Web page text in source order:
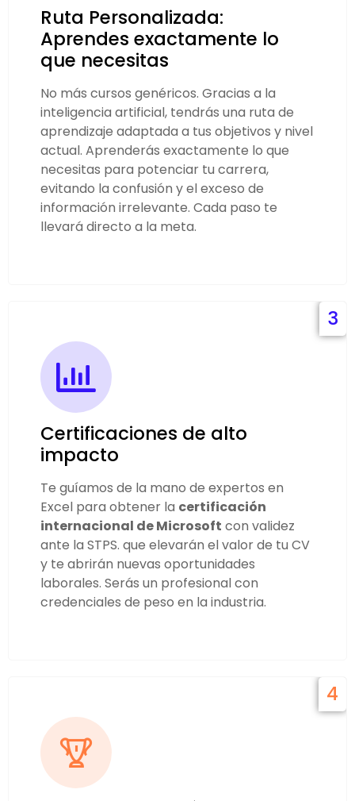
Ruta Personalizada:
Aprendes exactamente lo
que necesitas
No más cursos genéricos. Gracias a la
inteligencia artificial, tendrás una ruta de
aprendizaje adaptada a tus objetivos y nivel
actual. Aprenderás exactamente lo que
necesitas para potenciar tu carrera,
evitando la confusión y el exceso de
información irrelevante. Cada paso te
llevará directo a la meta.
Certificaciones de alto
impacto
Te guíamos de la mano de expertos en
Excel para obtener la certificación
internacional de Microsoft con validez
ante la STPS. que elevarán el valor de tu CV
y te abrirán nuevas oportunidades
laborales. Serás un profesional con
credenciales de peso en la industria.
3
4